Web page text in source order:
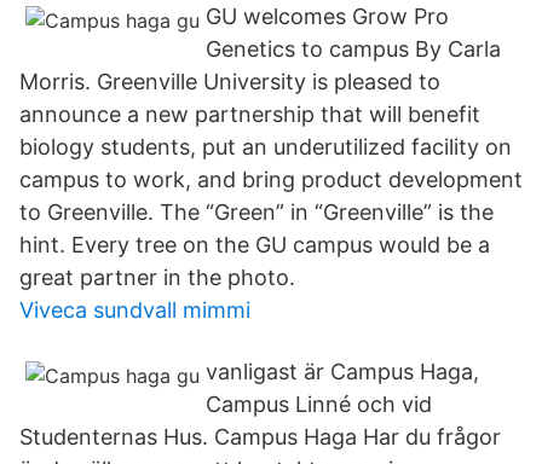
GU welcomes Grow Pro
Genetics to campus By Carla
Morris. Greenville University is pleased to
announce a new partnership that will benefit
biology students, put an underutilized facility on
campus to work, and bring product development
to Greenville. The “Green” in “Greenville” is the
hint. Every tree on the GU campus would be a
great partner in the photo.
Viveca sundvall mimmi
vanligast är Campus Haga,
Campus Linné och vid
Studenternas Hus. Campus Haga Har du frågor